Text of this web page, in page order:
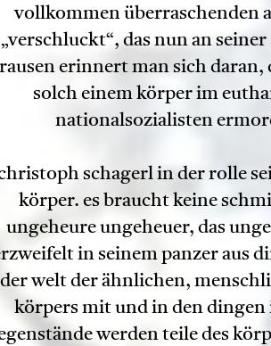
vollkommen überraschenden
„verschluckt“, das nun an
erinnert man sich daran,
solch einem körper im
nationalsozialisten
schagerl in der rolle
körper. es braucht keine
ungeheure ungeheuer, das
in seinem panzer aus
der welt der ähnlichen,
körpers mit und in den
werden teile des